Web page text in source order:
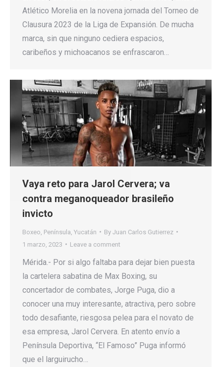
Atlético Morelia en la novena jornada del Torneo de
Clausura 2023 de la Liga de Expansión. De mucha
marca, sin que ninguno cediera espacios,
caribeños y michoacanos se enfrascaron…
Vaya reto para Jarol Cervera; va
contra meganoqueador brasileño
invicto
Boxeo Península Yucatán By Juan Carlos Gutierrez
1 marzo, 2023
Leave a comment
Mérida.- Por si algo faltaba para dejar bien puesta
la cartelera sabatina de Max Boxing, su
concertador de combates, Jorge Puga, dio a
conocer una muy interesante, atractiva, pero sobre
todo desafiante, riesgosa pelea para el novato de
esa empresa, Jarol Cervera. En atento envío a
Península Deportiva, “El Famoso” Puga informó
que el larguirucho…